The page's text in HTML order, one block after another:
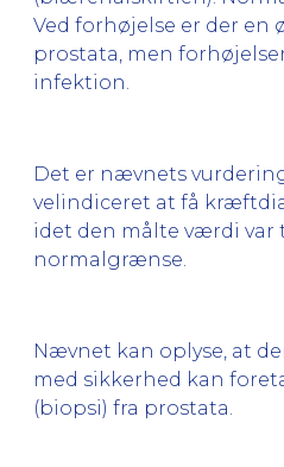
Ved forhøjelse er der
prostata, men
infektion.
Det er nævnets
velindiceret at få
idet den målte værdi var
normalgrænse.
Nævnet kan oplyse, at
med sikkerhed kan
(biopsi) fra prostata.